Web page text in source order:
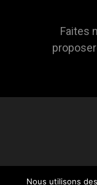
Faites
Nous utilisons